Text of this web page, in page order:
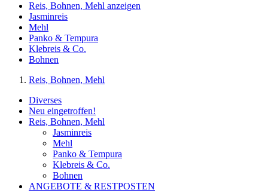
Reis, Bohnen, Mehl anzeigen
Jasminreis
Mehl
Panko & Tempura
Klebreis & Co.
Bohnen
Reis, Bohnen, Mehl
Diverses
Neu eingetroffen!
Reis, Bohnen, Mehl
Jasminreis
Mehl
Panko & Tempura
Klebreis & Co.
Bohnen
ANGEBOTE & RESTPOSTEN